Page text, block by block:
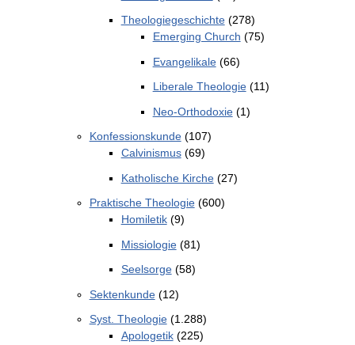
Theologiegeschichte(278)
Emerging Church (75)
Evangelikale(66)
Liberale Theologie(11)
Neo-Orthodoxie(1)
Konfessionskunde(107)
Calvinismus(69)
Katholische Kirche(27)
Praktische Theologie(600)
Homiletik(9)
Missiologie(81)
Seelsorge(58)
Sektenkunde(12)
Syst. Theologie(1.288)
Apologetik(225)